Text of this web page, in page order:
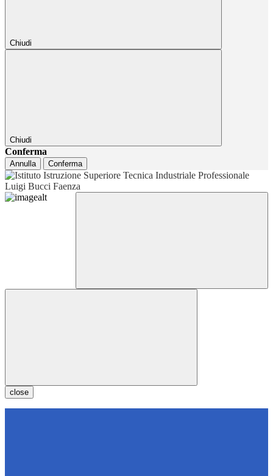
Chiudi
Chiudi
Conferma
Annulla Conferma
close